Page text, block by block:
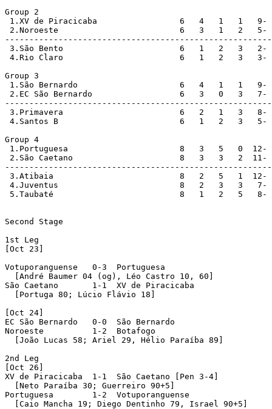
Group 2
1.XV de Piracicaba                 6   4   1   1   9-
2.Noroeste                         6   3   1   2   5-
3.São Bento                        6   1   2   3   2-
4.Rio Claro                        6   1   2   3   3-
Group 3
1.São Bernardo                     6   4   1   1   9-
2.EC São Bernardo                  6   3   0   3   7-
3.Primavera                        6   2   1   3   8-
4.Santos B                         6   1   2   3   5-
Group 4
1.Portuguesa                       8   3   5   0  12-
2.São Caetano                      8   3   3   2  11-
3.Atibaia                          8   2   5   1  12-
4.Juventus                         8   2   3   3   7-
5.Taubaté                          8   1   2   5   8-
Second Stage
1st Leg
[Oct 23]
Votuporanguense   0-3  Portuguesa
  [André Baumer 04 (og), Léo Castro 10, 60]
São Caetano       1-1  XV de Piracicaba
  [Portuga 80; Lúcio Flávio 18]
[Oct 24]
EC São Bernardo   0-0  São Bernardo
Noroeste          1-2  Botafogo
  [João Lucas 58; Ariel 29, Hélio Paraíba 89]
2nd Leg
[Oct 26]
XV de Piracicaba  1-1  São Caetano [Pen 3-4]
  [Neto Paraíba 30; Guerreiro 90+5]
Portuguesa        1-2  Votuporanguense
  [Caio Mancha 19; Diego Dentinho 79, Israel 90+5]